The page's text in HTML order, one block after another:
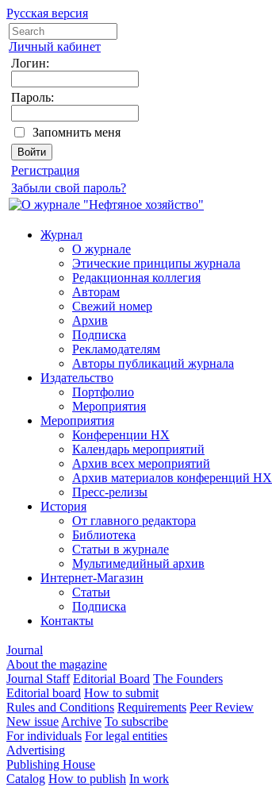
Русская версия
Личный кабинет
Логин:
Пароль:
Запомнить меня
Регистрация
Забыли свой пароль?
Журнал
О журнале
Этические принципы журнала
Редакционная коллегия
Авторам
Свежий номер
Архив
Подписка
Рекламодателям
Авторы публикаций журнала
Издательство
Портфолио
Мероприятия
Мероприятия
Конференции НХ
Календарь мероприятий
Архив всех мероприятий
Архив материалов конференций НХ
Пресс-релизы
История
От главного редактора
Библиотека
Статьи в журнале
Мультимедийный архив
Интернет-Магазин
Статьи
Подписка
Контакты
Journal
About the magazine
Journal Staff Editorial Board The Founders
Editorial board How to submit
Rules and Conditions Requirements Peer Review
New issue Archive To subscribe
For individuals For legal entities
Advertising
Publishing House
Catalog How to publish In work